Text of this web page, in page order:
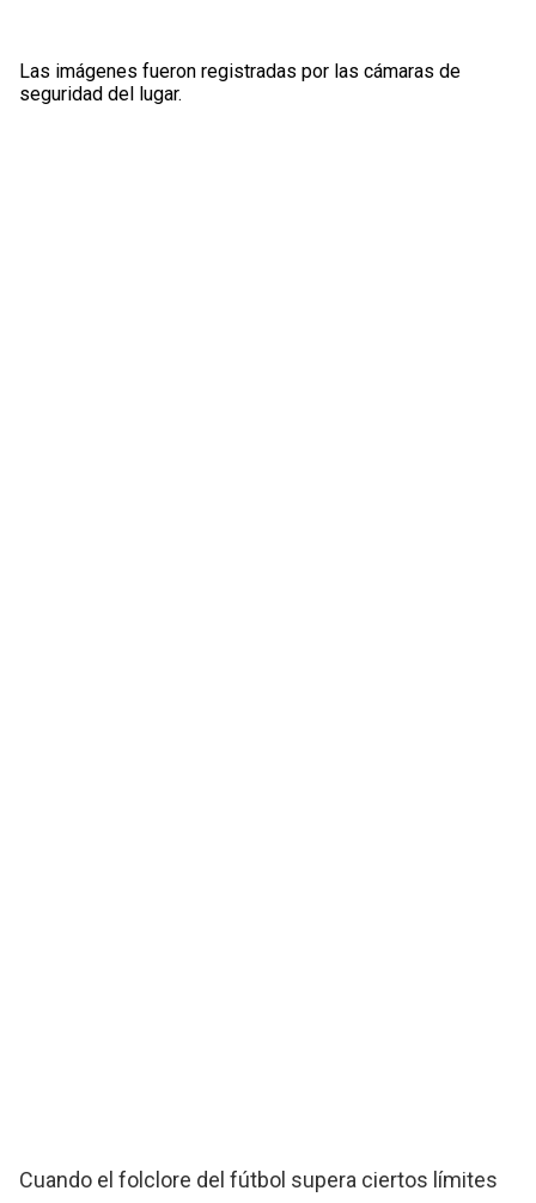
Las imágenes fueron registradas por las cámaras de
seguridad del lugar.
Cuando el folclore del fútbol supera ciertos límites